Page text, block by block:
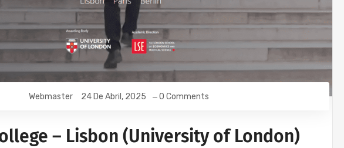
Webmaster 24 De Abril, 2025 0 Comments
– Lisbon (University of London)